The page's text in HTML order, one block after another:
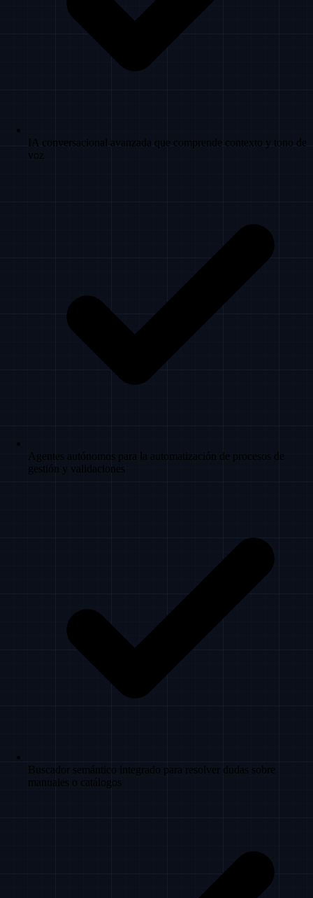
IA conversacional avanzada que comprende contexto y tono de
voz
Agentes autónomos para la automatización de procesos de
gestión y validaciones
Buscador semántico integrado para resolver dudas sobre
manuales o catálogos